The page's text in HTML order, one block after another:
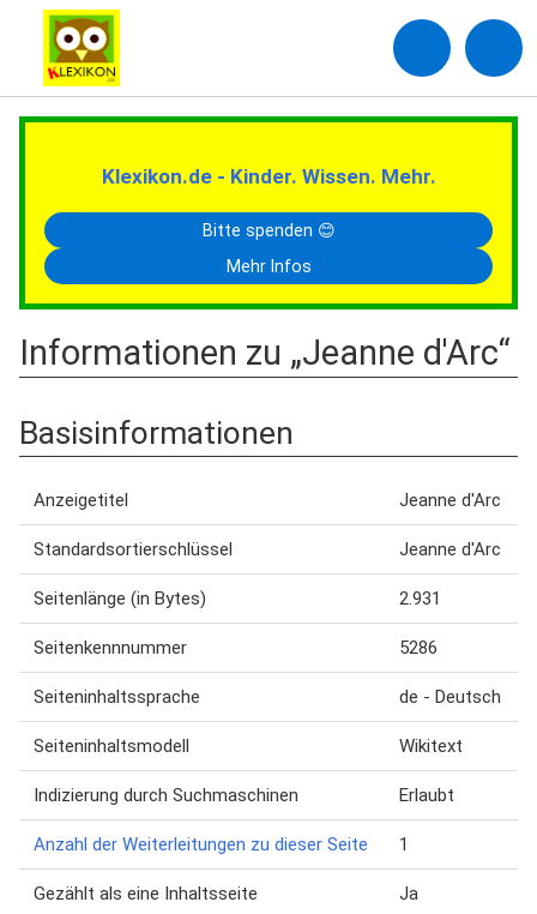
Klexikon.de - Kinder. Wissen. Mehr.
Bitte spenden 😊
Mehr Infos
Informationen zu „Jeanne d'Arc“
Basisinformationen
Anzeigetitel Jeanne d'Arc
Standardsortierschlüssel Jeanne d'Arc
Seitenlänge (in Bytes) 2.931
Seitenkennnummer 5286
Seiteninhaltssprache de - Deutsch
Seiteninhaltsmodell Wikitext
Indizierung durch Suchmaschinen Erlaubt
Anzahl der Weiterleitungen zu dieser Seite 1
Gezählt als eine Inhaltsseite Ja